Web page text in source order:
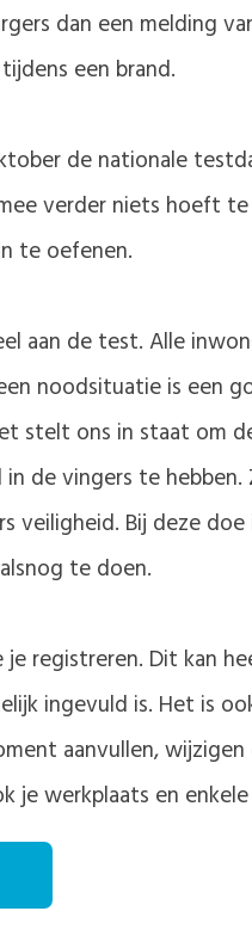
dan een melding
een brand.
de nationale
verder niets hoeft
te oefenen.
aan de test. Alle
noodsituatie is een
stelt ons in staat om
de vingers te
veiligheid. Bij deze
te doen.
registreren. Dit kan
ingevuld is. Het is
aanvullen,
je werkplaats en